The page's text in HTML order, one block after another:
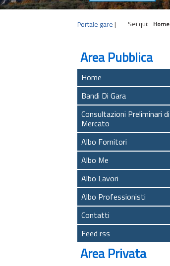
Portale gare | Sei qui: Home
Area Pubblica
Home
Bandi Di Gara
Consultazioni Preliminari di
Mercato
Albo Fornitori
Albo Me
Albo Lavori
Albo Professionisti
Contatti
Feed rss
Area Privata